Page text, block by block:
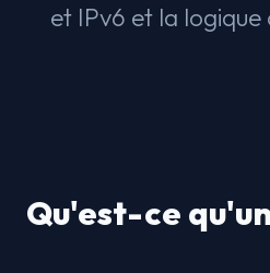
et IPv6 et la logique
Qu'est-ce